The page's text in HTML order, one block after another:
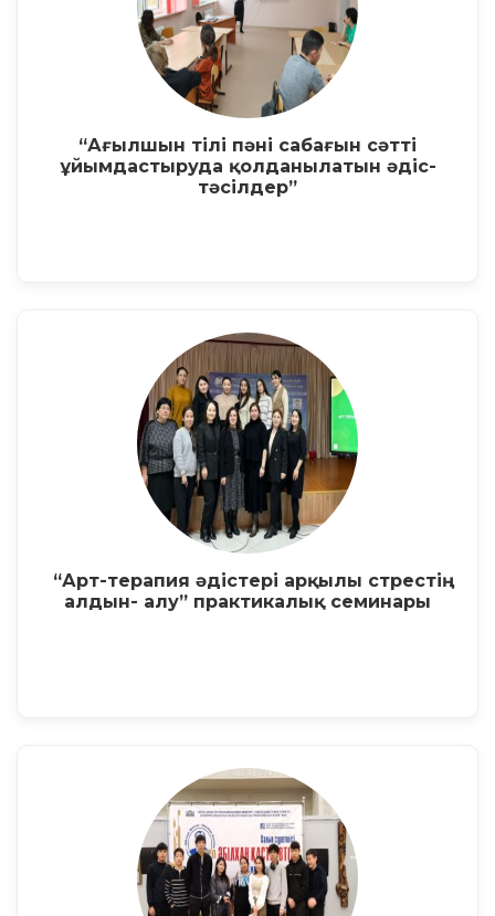
“Ағылшын тілі пәні сабағын сәтті
ұйымдастыруда қолданылатын әдіс-
тәсілдер”
“Арт-терапия әдістері арқылы стрестің
алдын- алу” практикалық семинары